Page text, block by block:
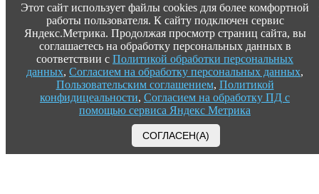
Этот сайт использует файлы cookies для более комфортной
работы пользователя. К сайту подключен сервис
Яндекс.Метрика. Продолжая просмотр страниц сайта, вы
соглашаетесь на обработку персональных данных в
соответствии с Политикой обработки персональных
данных, Согласием на обработку персональных данных,
Пользовательским соглашением, Политикой
конфидицеальности, Согласием на обработку ПД с
помощью сервиса Яндекс Метрика
СОГЛАСЕН(А)